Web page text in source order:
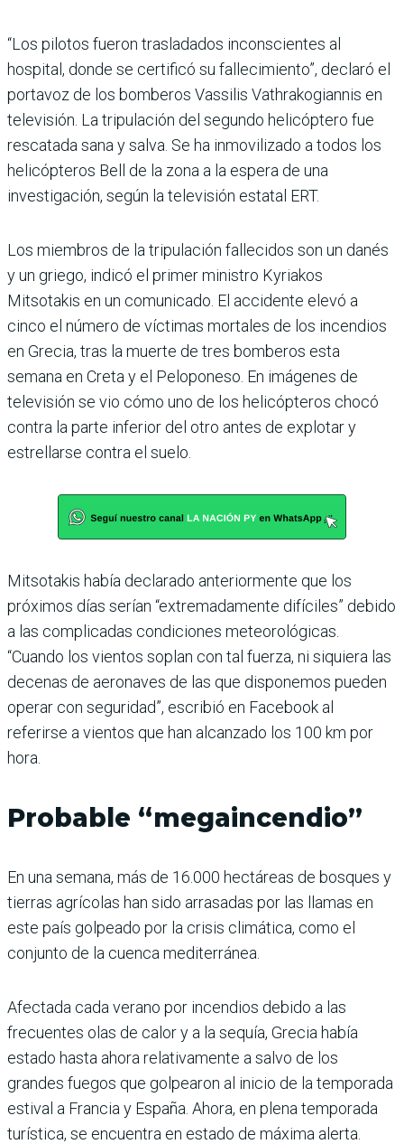
“Los pilotos fueron trasladados inconscientes al
hospital, donde se certificó su fallecimiento”, declaró el
portavoz de los bomberos Vassilis Vathrakogiannis en
televisión. La tripulación del segundo helicóptero fue
rescatada sana y salva. Se ha inmovilizado a todos los
helicópteros Bell de la zona a la espera de una
investigación, según la televisión estatal ERT.
Los miembros de la tripulación fallecidos son un danés
y un griego, indicó el primer ministro Kyriakos
Mitsotakis en un comunicado. El accidente elevó a
cinco el número de víctimas mortales de los incendios
en Grecia, tras la muerte de tres bomberos esta
semana en Creta y el Peloponeso. En imágenes de
televisión se vio cómo uno de los helicópteros chocó
contra la parte inferior del otro antes de explotar y
estrellarse contra el suelo.
Mitsotakis había declarado anteriormente que los
próximos días serían “extremadamente difíciles” debido
a las complicadas condiciones meteorológicas.
“Cuando los vientos soplan con tal fuerza, ni siquiera las
decenas de aeronaves de las que disponemos pueden
operar con seguridad”, escribió en Facebook al
referirse a vientos que han alcanzado los 100 km por
hora.
Probable “megaincendio”
En una semana, más de 16.000 hectáreas de bosques y
tierras agrícolas han sido arrasadas por las llamas en
este país golpeado por la crisis climática, como el
conjunto de la cuenca mediterránea.
Afectada cada verano por incendios debido a las
frecuentes olas de calor y a la sequía, Grecia había
estado hasta ahora relativamente a salvo de los
grandes fuegos que golpearon al inicio de la temporada
estival a Francia y España. Ahora, en plena temporada
turística, se encuentra en estado de máxima alerta.